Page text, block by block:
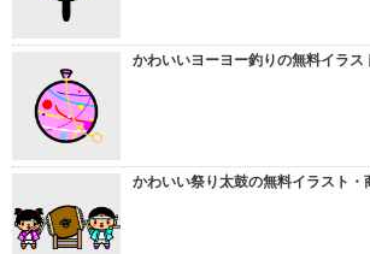
かわいいヨーヨー釣りの無料イラス
かわいい祭り太鼓の無料イラスト・